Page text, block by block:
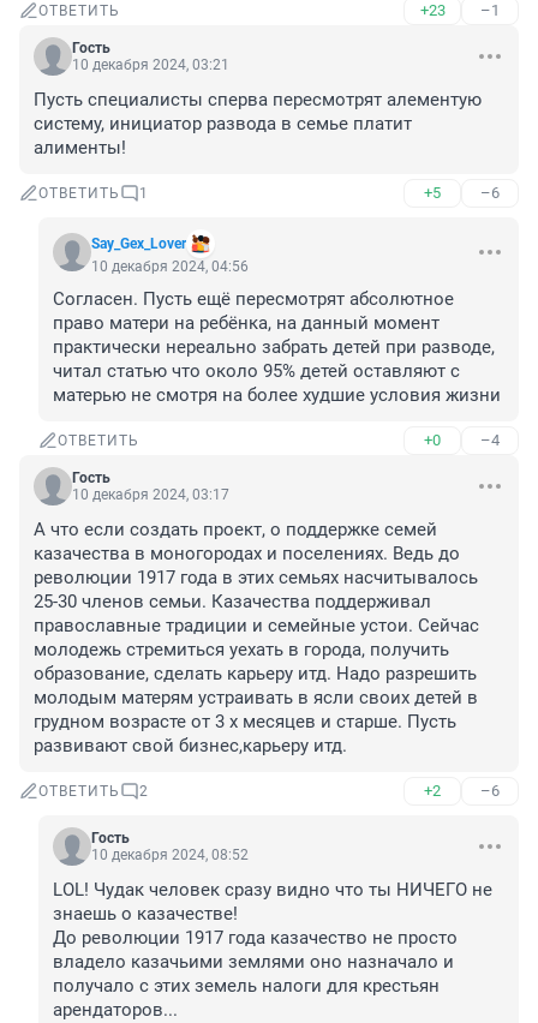
ОТВЕТИТЬ +23 –1
Гость
10 декабря 2024, 03:21
Пусть специалисты сперва пересмотрят алементую
систему, инициатор развода в семье платит
алименты!
ОТВЕТИТЬ 1 +5 –6
Say_Gex_Lover
10 декабря 2024, 04:56
Согласен. Пусть ещё пересмотрят абсолютное
право матери на ребёнка, на данный момент
практически нереально забрать детей при разводе,
читал статью что около 95% детей оставляют с
матерью не смотря на более худшие условия жизни
ОТВЕТИТЬ +0 –4
Гость
10 декабря 2024, 03:17
А что если создать проект, о поддержке семей
казачества в моногородах и поселениях. Ведь до
революции 1917 года в этих семьях насчитывалось
25-30 членов семьи. Казачества поддерживал
православные традиции и семейные устои. Сейчас
молодежь стремиться уехать в города, получить
образование, сделать карьеру итд. Надо разрешить
молодым матерям устраивать в ясли своих детей в
грудном возрасте от 3 х месяцев и старше. Пусть
развивают свой бизнес,карьеру итд.
ОТВЕТИТЬ 2 +2 –6
Гость
10 декабря 2024, 08:52
LOL! Чудак человек сразу видно что ты НИЧЕГО не
знаешь о казачестве!
До революции 1917 года казачество не просто
владело казачьими землями оно назначало и
получало с этих земель налоги для крестьян
арендаторов...